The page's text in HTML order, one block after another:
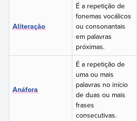
Aliteração
É a repetição de
fonemas vocálicos
ou consonantais
em palavras
próximas.
Anáfora
É a repetição de
uma ou mais
palavras no início
de duas ou mais
frases
consecutivas.